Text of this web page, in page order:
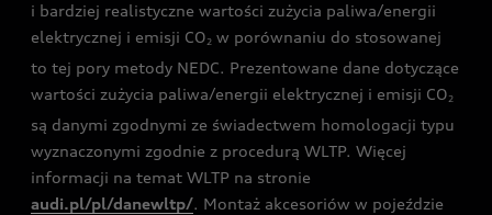
i bardziej realistyczne wartości zużycia paliwa/energii
elektrycznej i emisji CO2 w porównaniu do stosowanej
to tej pory metody NEDC. Prezentowane dane dotyczące
wartości zużycia paliwa/energii elektrycznej i emisji CO2
są danymi zgodnymi ze świadectwem homologacji typu
wyznaczonymi zgodnie z procedurą WLTP. Więcej
informacji na temat WLTP na stronie
audi.pl/pl/danewltp/. Montaż akcesoriów w pojeździe